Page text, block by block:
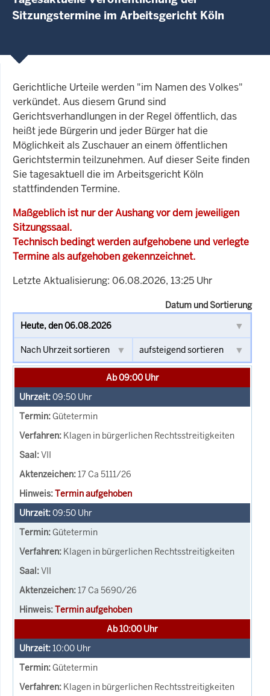
Sitzungstermine im Arbeitsgericht Köln
Gerichtliche Urteile werden "im Namen des Volkes"
verkündet. Aus diesem Grund sind
Gerichtsverhandlungen in der Regel öffentlich, das
heißt jede Bürgerin und jeder Bürger hat die
Möglichkeit als Zuschauer an einem öffentlichen
Gerichtstermin teilzunehmen. Auf dieser Seite finden
Sie tagesaktuell die im Arbeitsgericht Köln
stattfindenden Termine.
Maßgeblich ist nur der Aushang vor dem jeweiligen
Sitzungssaal.
Technisch bedingt werden aufgehobene und verlegte
Termine als aufgehoben gekennzeichnet.
Letzte Aktualisierung: 06.08.2026, 13:25 Uhr
Datum und Sortierung
Ab 09:00 Uhr
09:50 Uhr
Gütetermin
Klagen in bürgerlichen Rechtsstreitigkeiten
VII
17 Ca 5111/26
Termin aufgehoben
09:50 Uhr
Gütetermin
Klagen in bürgerlichen Rechtsstreitigkeiten
VII
17 Ca 5690/26
Termin aufgehoben
Ab 10:00 Uhr
10:00 Uhr
Gütetermin
Klagen in bürgerlichen Rechtsstreitigkeiten